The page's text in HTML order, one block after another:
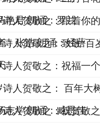
艳君 朗诵：罗兰
诗人贺敬之：跟着
：张浩 朗诵：经蓓
人贺敬之：致敬“百
人贺敬之：祝福一
诗人贺敬之： 百年
志学 朗诵：臧思佳
人贺敬之：祝贺敬